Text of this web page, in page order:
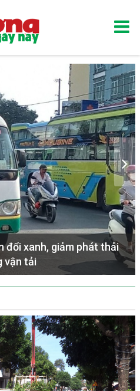
đổi xanh, giảm phát thải
vận tải